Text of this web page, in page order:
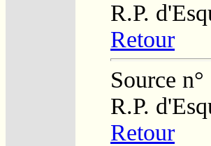
R.P.
Retour
Source
R.P.
Retour